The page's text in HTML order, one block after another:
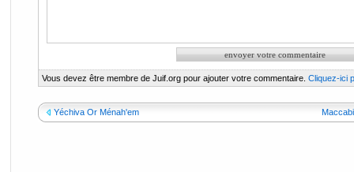
Vous devez être membre de Juif.org pour ajouter votre commentaire. Cliquez-ici
Yéchiva Or Ménah'em